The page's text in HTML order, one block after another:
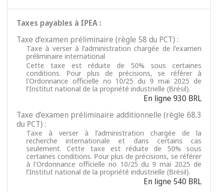
Taxes payables à IPEA :
Taxe d’examen préliminaire (règle 58 du PCT) :
Taxe à verser à l’administration chargée de l’examen
préliminaire international
Cette taxe est réduite de 50% sous certaines
conditions. Pour plus de précisions, se référer à
l'Ordonnance officielle no 10/25 du 9 mai 2025 de
l’Institut national de la propriété industrielle (Brésil).
En ligne 930 BRL
Taxe d’examen préliminaire additionnelle (règle 68.3
du PCT) :
Taxe à verser à l’administration chargée de la
recherche internationale et dans certains cas
seulement. Cette taxe est réduite de 50% sous
certaines conditions. Pour plus de précisions, se référer
à l'Ordonnance officielle no 10/25 du 9 mai 2025 de
l’Institut national de la propriété industrielle (Brésil).
En ligne 540 BRL